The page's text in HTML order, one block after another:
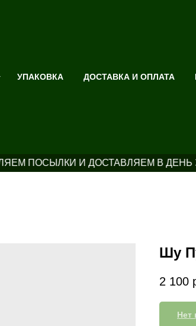
УПАКОВКА ДОСТАВКА И ОПЛАТА
ПОСЫЛКИ И ДОСТАВЛЯЕМ В ДЕНЬ
Шу
2 100
Нет